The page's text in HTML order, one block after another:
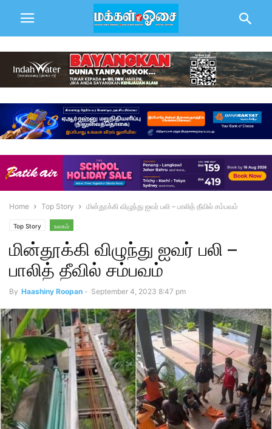
Home Top Story மின்தூக்கி விழுந்து ஐவர் பலி – பாலித் தீவில் சம்பவம்
Top Story உலகம்
மின்தூக்கி விழுந்து ஐவர் பலி –
பாலித் தீவில் சம்பவம்
By Haashiny Roopan - September 4, 2023 8:47 pm